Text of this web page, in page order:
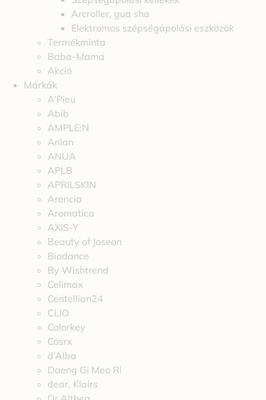
Arcroller, gua sha
Elektromos szépségápolási eszközök
Termékminta
Baba-Mama
Akció
Márkák
A’Pieu
Abib
AMPLE:N
Anlan
ANUA
APLB
APRILSKIN
Arencia
Aromatica
AXIS-Y
Beauty of Joseon
Biodance
By Wishtrend
Celimax
Centellian24
CLIO
Colorkey
Cosrx
d’Alba
Daeng Gi Meo Ri
dear, Klairs